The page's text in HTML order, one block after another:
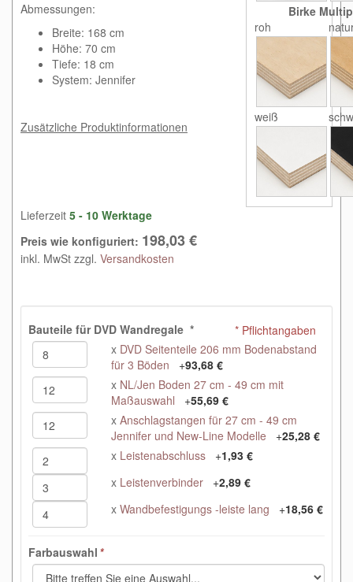
Abmessungen:
Breite: 168 cm
Höhe: 70 cm
Tiefe: 18 cm
System: Jennifer
Zusätzliche Produktinformationen
Birke
roh
weiß
Lieferzeit 5 - 10 Werktage
Preis wie konfiguriert: 198,03 €
inkl. MwSt zzgl. Versandkosten
Bauteile für DVD Wandregale *
x DVD Seitenteile 206 mm Bodenabstand
für 3 Böden
+93,68 €
x NL/Jen Boden 27 cm - 49 cm mit
Maßauswahl
+55,69 €
xAnschlagstangen für 27 cm - 49 cm
Jennifer und New-Line Modelle
+25,28 €
x Leistenabschluss +1,93 €
x Leistenverbinder +2,89 €
xWandbefestigungs -leiste lang +18,56 €
Farbauswahl *
* Pflichtangaben